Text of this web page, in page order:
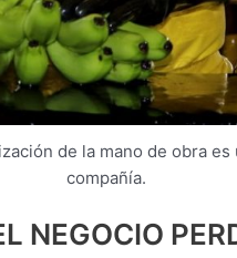
de la mano de obra
compañía.
NEGOCIO